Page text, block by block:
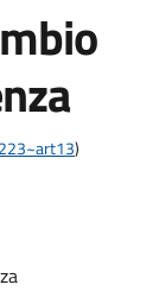
)